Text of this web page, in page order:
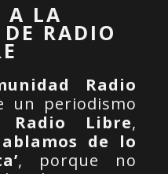
A LA
RADIO
Radio
un periodismo
Radio Libre,
de lo
, porque no